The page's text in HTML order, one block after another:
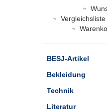
Vergleichsliste
BESJ-Artikel
Bekleidung
Technik
Literatur